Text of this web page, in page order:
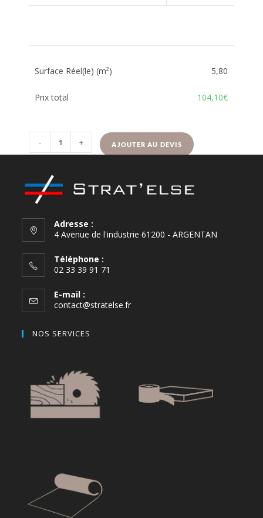
Surface Réel(le) (m²) 5,80
Prix total 104,10€
- + AJOUTER AU DEVIS
Adresse :
4 Avenue de l'industrie 61200 - ARGENTAN
Téléphone :
02 33 39 91 71
E-mail :
contact@stratelse.fr
NOS SERVICES